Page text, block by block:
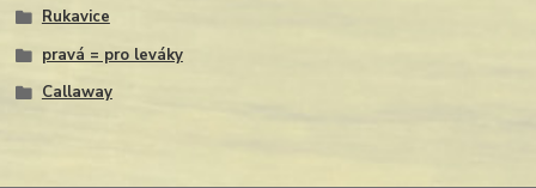
Rukavice
pravá = pro leváky
Callaway